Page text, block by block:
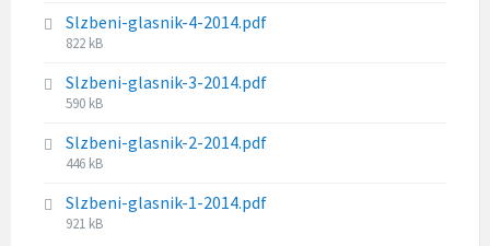
e
:i
z
e
:
l
e
i
z
e
Slzbeni-glasnik-4-2014.pdf
F
l
e
i
z
e
:
822 kB
Slzbeni-glasnik-3-2014.pdf
F
l
e
i
z
590 kB
Slzbeni-glasnik-2-2014.pdf
F
l
e
446 kB
Slzbeni-glasnik-1-2014.pdf
F
921 kB